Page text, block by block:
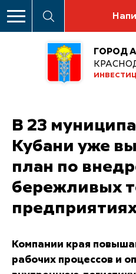
ГОРОД
В 23
Кубани уже
план по
бережливых
Компании края
рабочих процессов и